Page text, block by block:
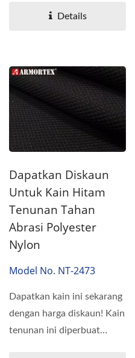
mempunyai ketahanan...
Details
Dapatkan Diskaun
Untuk Kain Hitam
Tenunan Tahan
Abrasi Polyester
Nylon
Model No. NT-2473
Dapatkan kain ini sekarang
dengan harga diskaun! Kain
tenunan ini diperbuat